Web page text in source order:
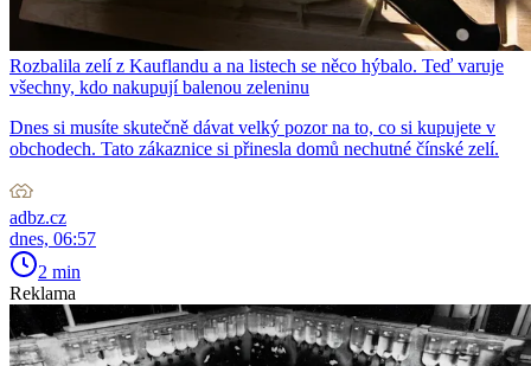
Rozbalila zelí z Kauflandu a na listech se něco hýbalo. Teď varuje
všechny, kdo nakupují balenou zeleninu
Dnes si musíte skutečně dávat velký pozor na to, co si kupujete v
obchodech. Tato zákaznice si přinesla domů nechutné čínské zelí.
adbz.cz
dnes, 06:57
2 min
Reklama